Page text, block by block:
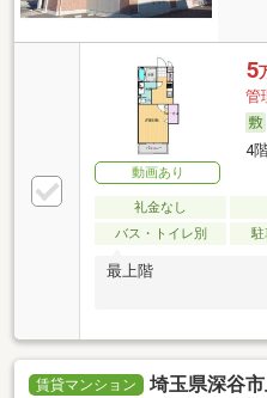
動画あり
5
管
4
礼金なし
バス・トイレ別
駐
最上階
賃貸マンション
埼玉県深谷